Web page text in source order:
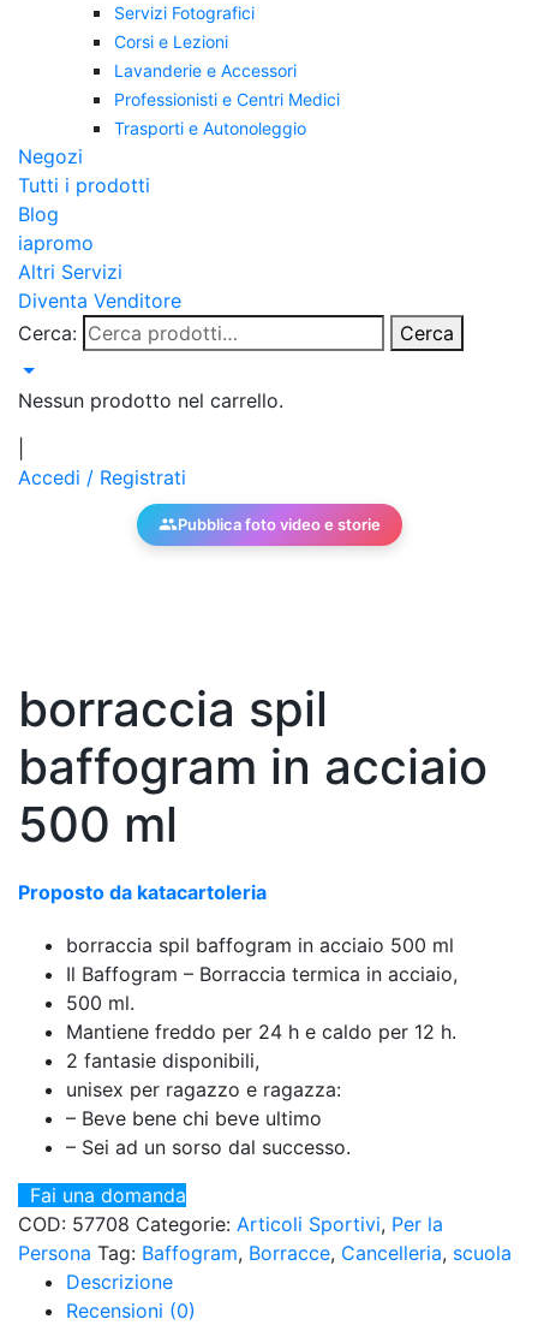
Servizi Fotografici
Corsi e Lezioni
Lavanderie e Accessori
Professionisti e Centri Medici
Trasporti e Autonoleggio
Negozi
Tutti i prodotti
Blog
iapromo
Altri Servizi
Diventa Venditore
Cerca:
Cerca
Nessun prodotto nel carrello.
Accedi / Registrati
Pubblica foto video e storie
borraccia spil
baffogram in acciaio
500 ml
Proposto da katacartoleria
borraccia spil baffogram in acciaio 500 ml
Il Baffogram – Borraccia termica in acciaio,
500 ml.
Mantiene freddo per 24 h e caldo per 12 h.
2 fantasie disponibili,
unisex per ragazzo e ragazza:
– Beve bene chi beve ultimo
– Sei ad un sorso dal successo.
Fai una domanda
COD: 57708 Categorie: Articoli Sportivi, Per la
Persona Tag: Baffogram, Borracce, Cancelleria, scuola
Descrizione
Recensioni (0)